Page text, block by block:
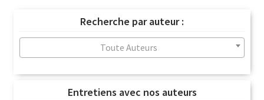
au
plus
ancien
Recherche par auteur :
Toute Auteurs
Entretiens avec nos auteurs